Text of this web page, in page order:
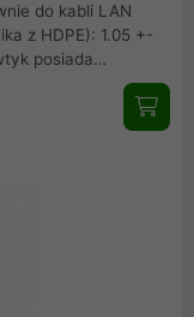
do kabli LAN
z HDPE): 1.05 +-
posiada
plastiku -